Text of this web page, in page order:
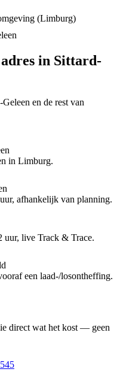
(Limburg)
in Sittard-
Geleen en de rest van
in Limburg.
afhankelijk van planning.
uur, live Track & Trace.
een laad-/losontheffing.
direct wat het kost — geen